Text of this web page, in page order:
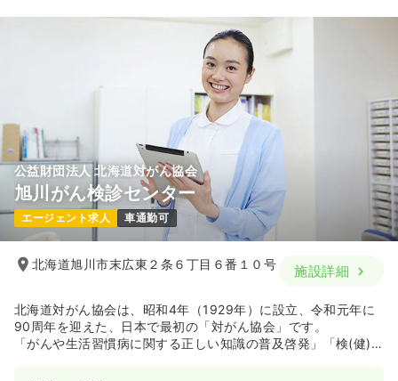
公益財団法人 北海道対がん協会
旭川がん検診センター
エージェント求人 車通勤可
北海道旭川市末広東２条６丁目６番１０号 施設詳細
北海道対がん協会は、昭和4年（1929年）に設立、令和元年に
90周年を迎えた、日本で最初の「対がん協会」です。
「がんや生活習慣病に関する正しい知識の普及啓発」「検(健)